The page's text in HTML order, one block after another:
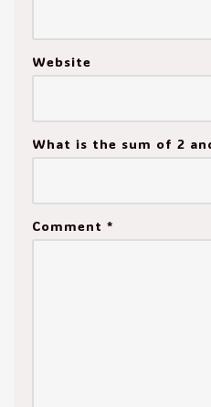
Website
What is the sum of 2
Comment *